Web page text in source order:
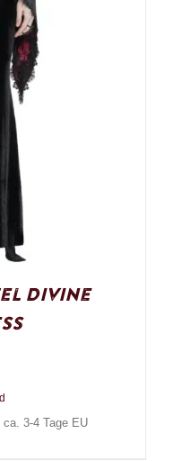
Divine
3-4 Tage EU